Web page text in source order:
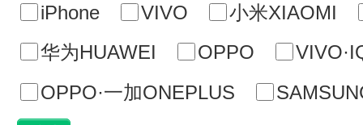
iPhone VIVO
小米XIAOMI
华为HUAWEI
OPPO
OPPO·一加ONEPLUS